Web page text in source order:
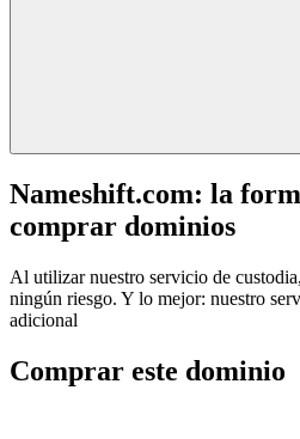
Nameshift.com: la
comprar dominios
Al utilizar nuestro servicio de
ningún riesgo. Y lo mejor: nuestro
adicional
Comprar este dominio